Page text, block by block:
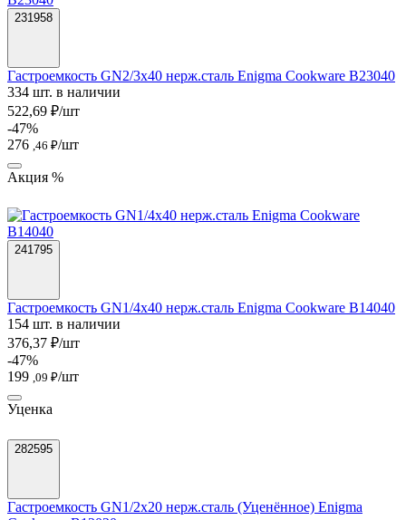
231958
Гастроемкость GN2/3х40 нерж.сталь Enigma Cookware B23040
334 шт. в наличии
522,69 ₽/шт
-47%
276 ,46 ₽/шт
Акция %
241795
Гастроемкость GN1/4х40 нерж.сталь Enigma Cookware B14040
154 шт. в наличии
376,37 ₽/шт
-47%
199 ,09 ₽/шт
Уценка
282595
Гастроемкость GN1/2х20 нерж.сталь (Уценённое) Enigma